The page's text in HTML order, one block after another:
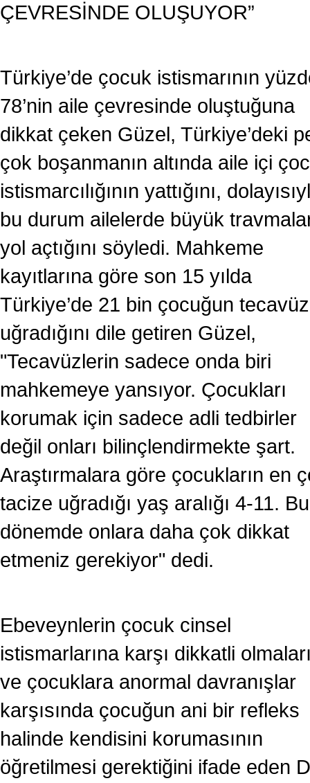
ÇEVRESİNDE OLUŞUYOR”
Türkiye’de çocuk istismarının
78’nin aile çevresinde oluştuğuna
dikkat çeken Güzel, Türkiye’deki
çok boşanmanın altında aile içi
istismarcılığının yattığını,
bu durum ailelerde büyük
yol açtığını söyledi. Mahkeme
kayıtlarına göre son 15 yılda
Türkiye’de 21 bin çocuğun
uğradığını dile getiren Güzel,
"Tecavüzlerin sadece onda biri
mahkemeye yansıyor. Çocukları
korumak için sadece adli tedbirler
değil onları bilinçlendirmekte şart.
Araştırmalara göre çocukların en
tacize uğradığı yaş aralığı 4-11. Bu
dönemde onlara daha çok dikkat
etmeniz gerekiyor" dedi.
Ebeveynlerin çocuk cinsel
istismarlarına karşı dikkatli
ve çocuklara anormal davranışlar
karşısında çocuğun ani bir refleks
halinde kendisini korumasının
öğretilmesi gerektiğini ifade eden